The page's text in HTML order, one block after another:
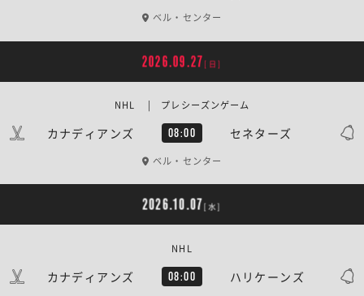
ベル・センター
2026.09.27 [日]
カナディアンズ 08:00 セネターズ
NHL | プレシーズンゲーム
ベル・センター
2026.10.07[水]
カナディアンズ 08:00 ハリケーンズ
NHL